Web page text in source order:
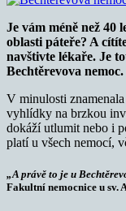
Je vám méně než 40
oblasti páteře? A
navštivte lékaře. Je
Bechtěrevova
V minulosti
vyhlídky na brzkou
dokáží utlumit nebo i
platí u všech nemocí,
„A právě to je u
Fakultní nemocnice u sv.